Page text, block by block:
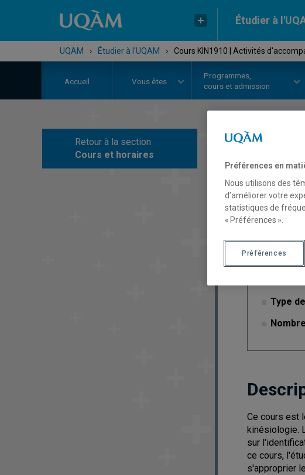
Étudier à
UQAM › Étudier à l'UQAM › Cours KIN1910 | Activités
Accueil Vous êtes
Programmes,
cours et admission
Retour à la section
Cours et horaires
Type
Ce cours est
kinésiologie.
sur
ce cours,
s'approprier
Préférences en
Nous utilisons des
d’améliorer votre
statistiques de
« Préférences ».
Préférences